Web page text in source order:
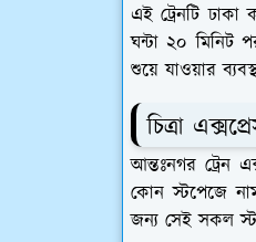
এই ট্রেনটি
ঘন্টা ২০ মিনিট
শুয়ে যাওয়ার
চিত্রা
আন্তঃনগর ট্রেন
কোন স্টপেজে
জন্য সেই সকল